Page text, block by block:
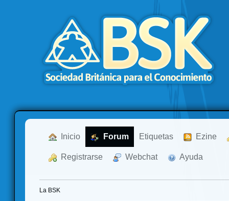
Inicio Forum Etiquetas Ezine
Registrarse Webchat Ayuda
La BSK